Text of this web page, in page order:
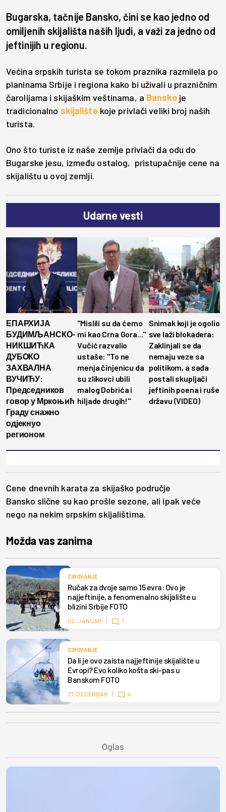
Bugarska, tačnije Bansko, čini se kao jedno od
omiljenih skijališta naših ljudi, a važi za jedno od
jeftinijih u regionu.
Većina srpskih turista se tokom praznika razmilela po
planinama Srbije i regiona kako bi uživali u prazničnim
čarolijama i skijaškim veštinama, a Bansko je
tradicionalno skijalište koje privlači veliki broj naših
turista.
Ono što turiste iz naše zemlje privlači da odu do
Bugarske jesu, između ostalog, pristupačnije cene na
skijalištu u ovoj zemlji.
Udarne vesti
ЕПАРХИЈА
БУДИМЉАНСКО-
НИКШИЋКА
ДУБОКО
ЗАХВАЛНА
ВУЧИЋУ:
Председников
говор у Мркоњић
Граду снажно
одјекнуо
регионом
"Mislili su da ćemo
mi kao Crna Gora..."
Vučić razvalio
ustaše: "To ne
menja činjenicu da
su zlikovci ubili
malog Dobrića i
hiljade drugih!"
Snimak koji je ogolio
sve laži blokadera:
Zaklinjali se da
nemaju veze sa
politikom, a sada
postali skupljači
jeftinih poena i ruše
državu (VIDEO)
Cene dnevnih karata za skijaško područje
Bansko slične su kao prošle sezone, ali ipak veće
nego na nekim srpskim skijalištima.
Možda vas zanima
ZIMOVANJE
Ručak za dvoje samo 15 evra: Ovo je
najjeftinije, a fenomenalno skijalište u
blizini Srbije FOTO
02. JANUAR 7
ZIMOVANJE
Da li je ovo zaista najjeftinije skijalište u
Evropi? Evo koliko košta ski-pas u
Banskom FOTO
27. DECEMBAR 4